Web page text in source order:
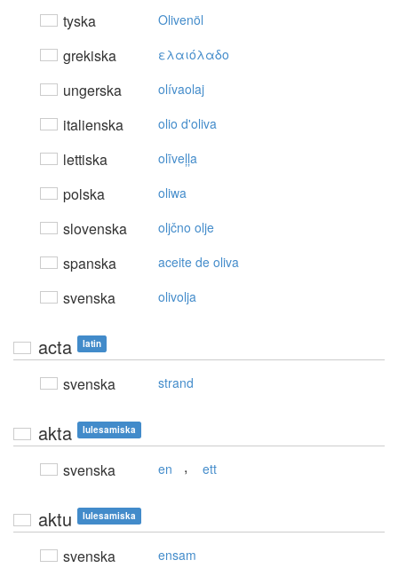
tyska Olivenöl
grekiska ελαιόλαδo
ungerska olívaolaj
italienska olio d'oliva
lettiska olīveļļa
polska oliwa
slovenska oljčno olje
spanska aceite de oliva
svenska olivolja
acta latin
svenska strand
akta lulesamiska
svenska en , ett
aktu lulesamiska
svenska ensam